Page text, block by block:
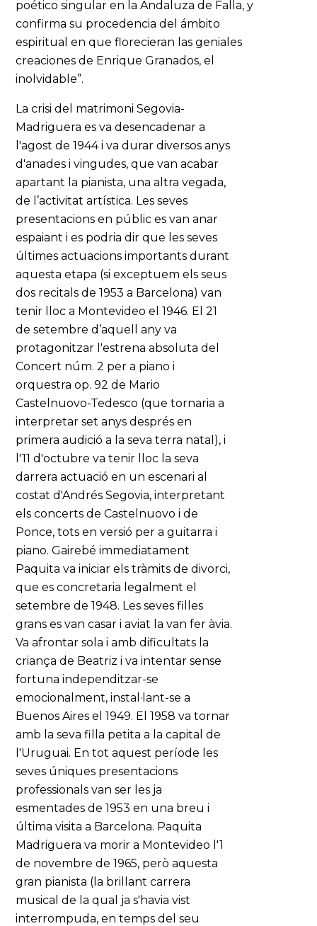
poético singular en la Andaluza de Falla, y
confirma su procedencia del ámbito
espiritual en que florecieran las geniales
creaciones de Enrique Granados, el
inolvidable”.
La crisi del matrimoni Segovia-
Madriguera es va desencadenar a
l'agost de 1944 i va durar diversos anys
d'anades i vingudes, que van acabar
apartant la pianista, una altra vegada,
de l’activitat artística. Les seves
presentacions en públic es van anar
espaiant i es podria dir que les seves
últimes actuacions importants durant
aquesta etapa (si exceptuem els seus
dos recitals de 1953 a Barcelona) van
tenir lloc a Montevideo el 1946. El 21
de setembre d’aquell any va
protagonitzar l'estrena absoluta del
Concert núm. 2 per a piano i
orquestra op. 92 de Mario
Castelnuovo-Tedesco (que tornaria a
interpretar set anys després en
primera audició a la seva terra natal), i
l'11 d'octubre va tenir lloc la seva
darrera actuació en un escenari al
costat d'Andrés Segovia, interpretant
els concerts de Castelnuovo i de
Ponce, tots en versió per a guitarra i
piano. Gairebé immediatament
Paquita va iniciar els tràmits de divorci,
que es concretaria legalment el
setembre de 1948. Les seves filles
grans es van casar i aviat la van fer àvia.
Va afrontar sola i amb dificultats la
criança de Beatriz i va intentar sense
fortuna independitzar-se
emocionalment, instal·lant-se a
Buenos Aires el 1949. El 1958 va tornar
amb la seva filla petita a la capital de
l'Uruguai. En tot aquest període les
seves úniques presentacions
professionals van ser les ja
esmentades de 1953 en una breu i
última visita a Barcelona. Paquita
Madriguera va morir a Montevideo l'1
de novembre de 1965, però aquesta
gran pianista (la brillant carrera
musical de la qual ja s'havia vist
interrompuda, en temps del seu